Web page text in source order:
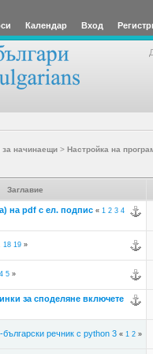
Календар Вход
за начинаещи> Настройка на
Заглавие
на pdf с ел. подпис « 1 2 3 4
18 19»
4 5»
за споделяне включете
речник с python 3 « 1 2»